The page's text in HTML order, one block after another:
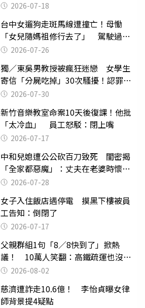
2026-07-18
台中女遛狗走斑馬線遭撞亡！母慟
「女兒隨媽祖修行去了」 駕駛過失
致死判9月
2026-07-26
獨／東吳男教授被瘋狂迷戀 女學生
寄信「分屍吃掉」30次騷擾！認罪免
關 2026-07-30
新竹音樂教室命案10天後復課！他批
「太冷血」 員工怒駁：閉上嘴
2026-07-17
中和兒媳遭公公砍百刀致死 閨密揭
「全家都惡魔」：丈夫在老婆時懷孕
摔東西
2026-07-28
女子入住飯店遇停電 摸黑下樓被員
工告知：倒閉了
2026-07-17
父親群組1句「8／8快到了」掀熱
議！ 10萬人笑翻：高鐵疏運也沒列
父親節
2026-08-02
慈濟遭詐走10.6億！ 李怡貞曝女律
師背景提4疑點